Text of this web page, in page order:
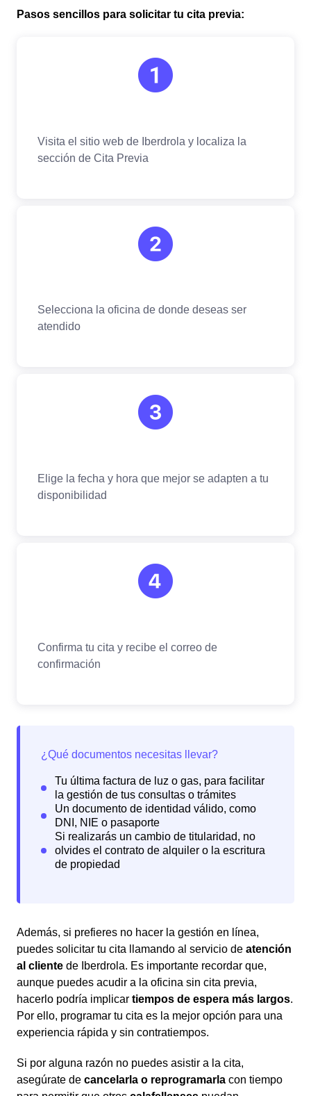
Pasos sencillos para solicitar tu cita previa:
Además, si prefieres no hacer la gestión en línea,
puedes solicitar tu cita llamando al servicio de atención
al cliente de Iberdrola. Es importante recordar que,
aunque puedes acudir a la oficina sin cita previa,
hacerlo podría implicar tiempos de espera más largos.
Por ello, programar tu cita es la mejor opción para una
experiencia rápida y sin contratiempos.
Si por alguna razón no puedes asistir a la cita,
asegúrate de cancelarla o reprogramarla con tiempo